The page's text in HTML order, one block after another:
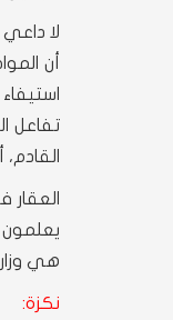
لا
أن
تفاعل
هي
نكزة: